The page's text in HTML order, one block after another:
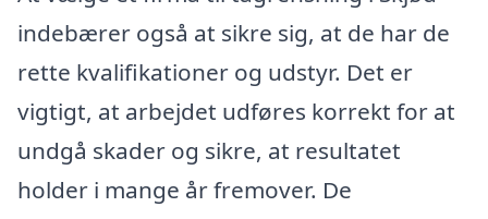
indebærer også at sikre sig, at de har de
rette kvalifikationer og udstyr. Det er
vigtigt, at arbejdet udføres korrekt for at
undgå skader og sikre, at resultatet
holder i mange år fremover. De